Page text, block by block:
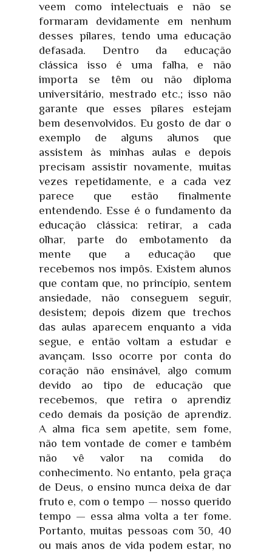
veem como intelectuais e não se
formaram devidamente em nenhum
desses pilares, tendo uma educação
defasada. Dentro da educação
clássica isso é uma falha, e não
importa se têm ou não diploma
universitário, mestrado etc.; isso não
garante que esses pilares estejam
bem desenvolvidos. Eu gosto de dar o
exemplo de alguns alunos que
assistem às minhas aulas e depois
precisam assistir novamente, muitas
vezes repetidamente, e a cada vez
parece que estão finalmente
entendendo. Esse é o fundamento da
educação clássica: retirar, a cada
olhar, parte do embotamento da
mente que a educação que
recebemos nos impôs. Existem alunos
que contam que, no princípio, sentem
ansiedade, não conseguem seguir,
desistem; depois dizem que trechos
das aulas aparecem enquanto a vida
segue, e então voltam a estudar e
avançam. Isso ocorre por conta do
coração não ensinável, algo comum
devido ao tipo de educação que
recebemos, que retira o aprendiz
cedo demais da posição de aprendiz.
A alma fica sem apetite, sem fome,
não tem vontade de comer e também
não vê valor na comida do
conhecimento. No entanto, pela graça
de Deus, o ensino nunca deixa de dar
fruto e, com o tempo — nosso querido
tempo — essa alma volta a ter fome.
Portanto, muitas pessoas com 30, 40
ou mais anos de vida podem estar, no